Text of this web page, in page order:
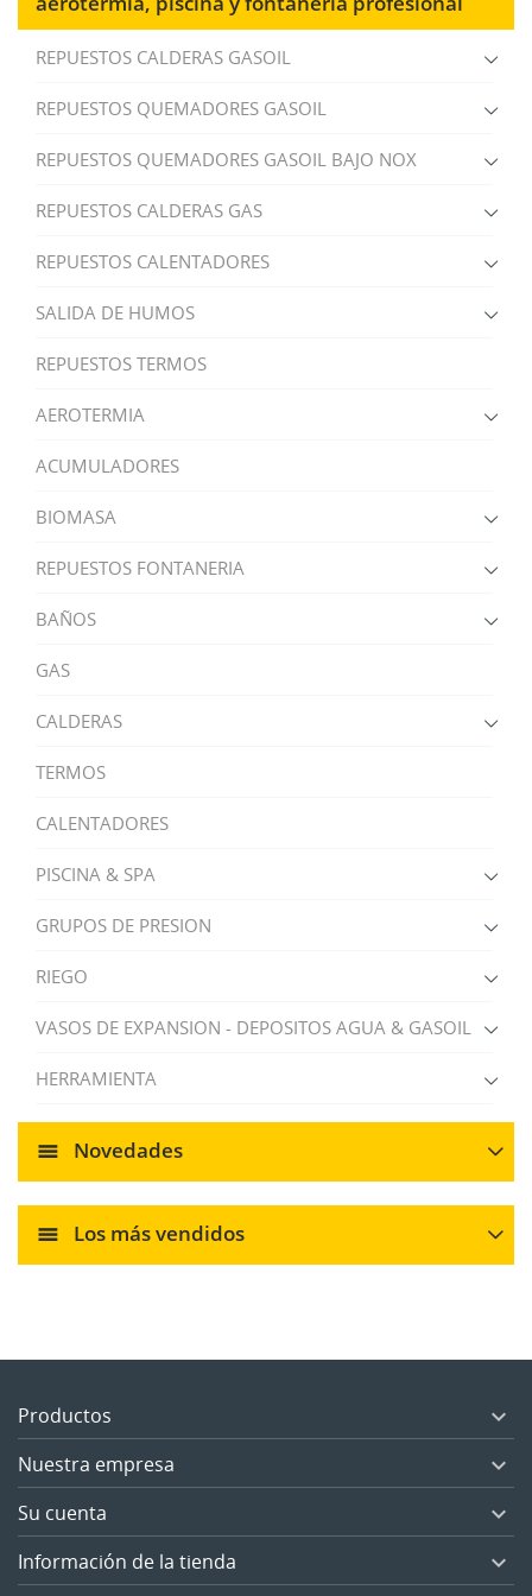
REPUESTOS CALDERAS GASOIL
REPUESTOS QUEMADORES GASOIL
REPUESTOS QUEMADORES GASOIL BAJO NOX
REPUESTOS CALDERAS GAS
REPUESTOS CALENTADORES
SALIDA DE HUMOS
REPUESTOS TERMOS
AEROTERMIA
ACUMULADORES
BIOMASA
REPUESTOS FONTANERIA
BAÑOS
GAS
CALDERAS
TERMOS
CALENTADORES
PISCINA & SPA
GRUPOS DE PRESION
RIEGO
VASOS DE EXPANSION - DEPOSITOS AGUA & GASOIL
HERRAMIENTA
Novedades
Los más vendidos
Productos 
Nuestra empresa 
Su cuenta 
Información de la tienda 